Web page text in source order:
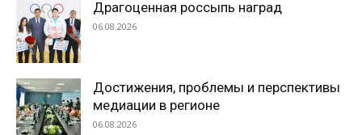
Драгоценная россыпь наград
06.08.2026
Достижения, проблемы и перспективы
медиации в регионе
06.08.2026